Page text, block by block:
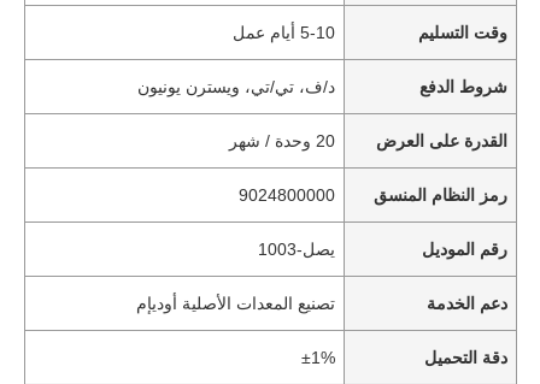
وقت التسليم 5-10 أيام عمل
شروط الدفع د/ف، تي/تي، ويسترن يونيون
القدرة على العرض 20 وحدة / شهر
رمز النظام المنسق 9024800000
رقم الموديل يصل-1003
دعم الخدمة تصنيع المعدات الأصلية أوديإم
دقة التحميل ±1%